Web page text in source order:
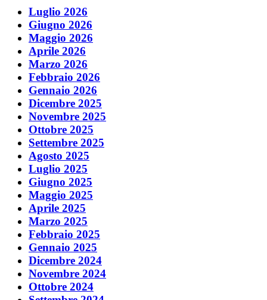
Luglio 2026
Giugno 2026
Maggio 2026
Aprile 2026
Marzo 2026
Febbraio 2026
Gennaio 2026
Dicembre 2025
Novembre 2025
Ottobre 2025
Settembre 2025
Agosto 2025
Luglio 2025
Giugno 2025
Maggio 2025
Aprile 2025
Marzo 2025
Febbraio 2025
Gennaio 2025
Dicembre 2024
Novembre 2024
Ottobre 2024